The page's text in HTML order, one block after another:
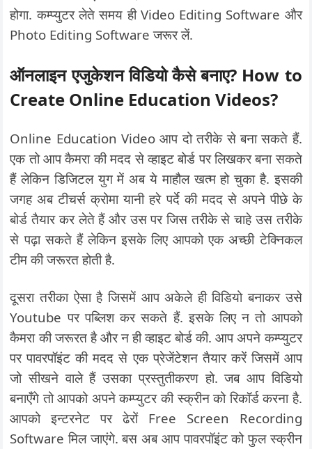
होगा. कम्प्युटर लेते समय ही Video Editing Software और
Photo Editing Software जरूर लें.
ऑनलाइन एजुकेशन विडियो कैसे बनाए? How to
Create Online Education Videos?
Online Education Video आप दो तरीके से बना सकते हैं.
एक तो आप कैमरा की मदद से व्हाइट बोर्ड पर लिखकर बना सकते
हैं लेकिन डिजिटल युग में अब ये माहौल खत्म हो चुका है. इसकी
जगह अब टीचर्स क्रोमा यानी हरे पर्दे की मदद से अपने पीछे के
बोर्ड तैयार कर लेते हैं और उस पर जिस तरीके से चाहे उस तरीके
से पढ़ा सकते हैं लेकिन इसके लिए आपको एक अच्छी टेक्निकल
टीम की जरूरत होती है.
दूसरा तरीका ऐसा है जिसमें आप अकेले ही विडियो बनाकर उसे
Youtube पर पब्लिश कर सकते हैं. इसके लिए न तो आपको
कैमरा की जरूरत है और न ही व्हाइट बोर्ड की. आप अपने कम्प्युटर
पर पावरपॉइंट की मदद से एक प्रेजेंटेशन तैयार करें जिसमें आप
जो सीखने वाले हैं उसका प्रस्तुतीकरण हो. जब आप विडियो
बनाएँगे तो आपको अपने कम्प्युटर की स्क्रीन को रिकॉर्ड करना है.
आपको इन्टरनेट पर ढेरों Free Screen Recording
Software मिल जाएंगे. बस अब आप पावरपॉइंट को फुल स्क्रीन